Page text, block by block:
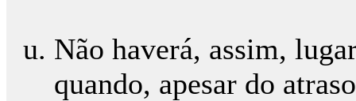
Não haverá, assim,
quando, apesar do